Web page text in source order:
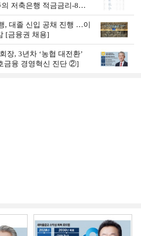
저축은행 적금금리-8월
, 대졸 신입 공채 진행 …이
[금융권 채용]
장, 3년차 ‘농협 대전환ʼ
금융 경영혁신 진단 ②]